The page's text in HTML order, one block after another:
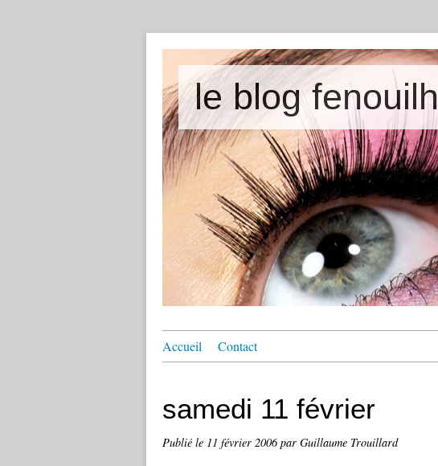
le blog fenouilh
Accueil Contact
samedi 11 février
Publié le 11 février 2006par Guillaume Trouillard